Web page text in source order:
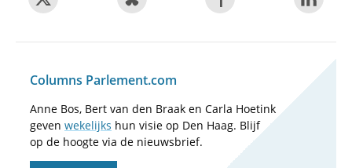
Columns Parlement.com
Anne Bos, Bert van den Braak en Carla Hoetink
geven wekelijks hun visie op Den Haag. Blijf
op de hoogte via de nieuwsbrief.